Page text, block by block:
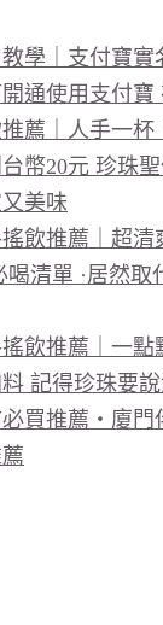
學｜支付寶實
通使用支付寶
薦｜人手一杯
幣20元 珍珠
美味
飲推薦｜超清
清單 ·居然取
飲推薦｜一點
記得珍珠要說
買推薦・廈門